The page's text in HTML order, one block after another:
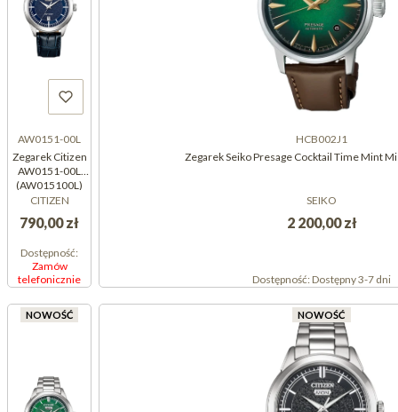
AW0151-00L
Zegarek Citizen
AW0151-00L
(AW015100L)
CITIZEN
790,00 zł
Dostępność:
Zamów
telefonicznie
HCB002J1
Zegarek Seiko Presage Cocktail Time Mint
SEIKO
2 200,00 zł
Dostępność:Dostępny 3-7 dni
NOWOŚĆ NOWOŚĆ